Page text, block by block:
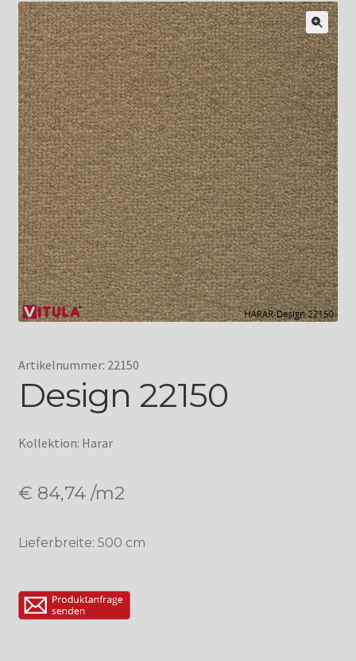
Artikelnummer: 22150
Design 22150
Kollektion: Harar
€ 84,74/m2
Lieferbreite: 500 cm